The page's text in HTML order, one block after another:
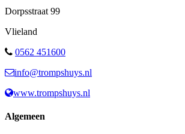
Dorpsstraat 99
Vlieland
0562 451600
info@trompshuys.nl
www.trompshuys.nl
Algemeen